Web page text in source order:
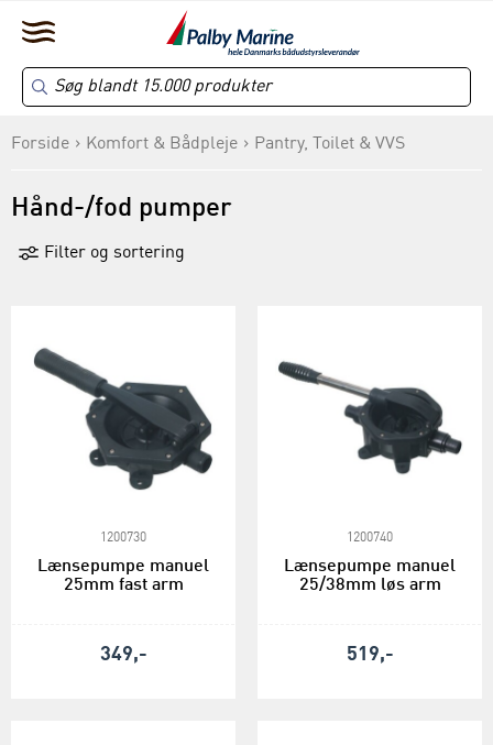
Forside Komfort & Bådpleje Pantry, Toilet & VVS
Hånd-/fod pumper
Filter og sortering
1200730
Lænsepumpe manuel
25mm fast arm
349,-
1200740
Lænsepumpe manuel
25/38mm løs arm
519,-